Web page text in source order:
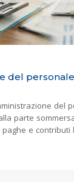
del
del
parte
e contributi